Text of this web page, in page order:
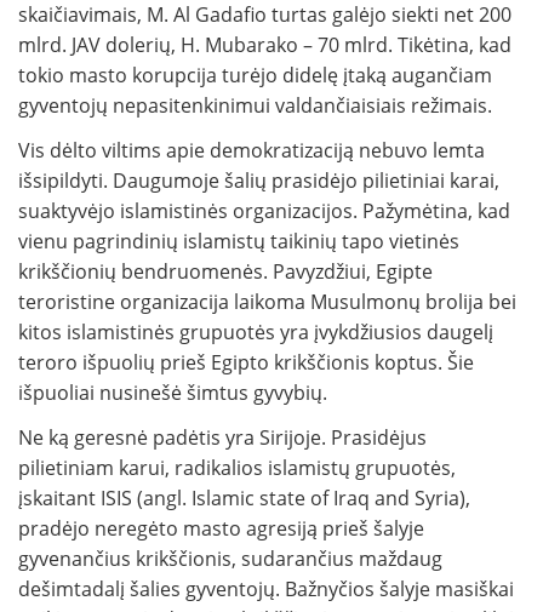
skaičiavimais, M. Al Gadafio turtas galėjo siekti net 200
mlrd. JAV dolerių, H. Mubarako – 70 mlrd. Tikėtina, kad
tokio masto korupcija turėjo didelę įtaką augančiam
gyventojų nepasitenkinimui valdančiaisiais režimais.
Vis dėlto viltims apie demokratizaciją nebuvo lemta
išsipildyti. Daugumoje šalių prasidėjo pilietiniai karai,
suaktyvėjo islamistinės organizacijos. Pažymėtina, kad
vienu pagrindinių islamistų taikinių tapo vietinės
krikščionių bendruomenės. Pavyzdžiui, Egipte
teroristine organizacija laikoma Musulmonų brolija bei
kitos islamistinės grupuotės yra įvykdžiusios daugelį
teroro išpuolių prieš Egipto krikščionis koptus. Šie
išpuoliai nusinešė šimtus gyvybių.
Ne ką geresnė padėtis yra Sirijoje. Prasidėjus
pilietiniam karui, radikalios islamistų grupuotės,
įskaitant ISIS (angl. Islamic state of Iraq and Syria),
pradėjo neregėto masto agresiją prieš šalyje
gyvenančius krikščionis, sudarančius maždaug
dešimtadalį šalies gyventojų. Bažnyčios šalyje masiškai